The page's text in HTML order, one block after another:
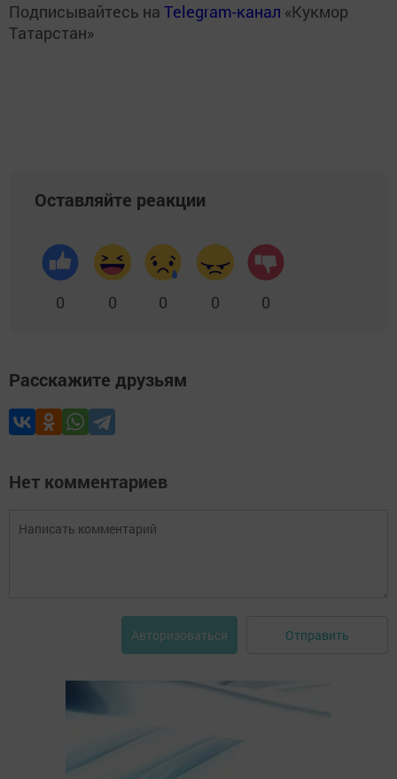
Подписывайтесь на Telegram-канал «Кукмор
Татарстан»
Оставляйте реакции
0 0 0 0 0
Расскажите друзьям
Нет комментариев
Авторизоваться Отправить